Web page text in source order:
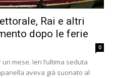
Rai e altri
dopo le ferie
0
mese. Ieri l’ultima seduta
aveva già suonato al